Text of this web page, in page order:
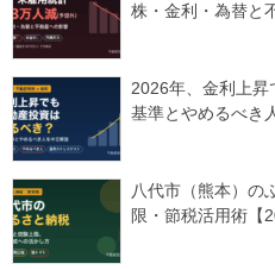
株・金利・為替と
2026年、金利上
基準とやめるべき
八代市（熊本）の
限・節税活用術【